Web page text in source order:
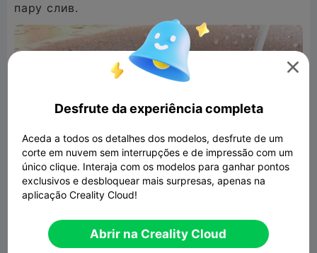
пару слив.

Desfrute da experiência completa
Aceda a todos os detalhes dos modelos, desfrute de um
corte em nuvem sem interrupções e de impressão com um
único clique. Interaja com os modelos para ganhar pontos
exclusivos e desbloquear mais surpresas, apenas na
aplicação Creality Cloud!
Abrir na Creality Cloud